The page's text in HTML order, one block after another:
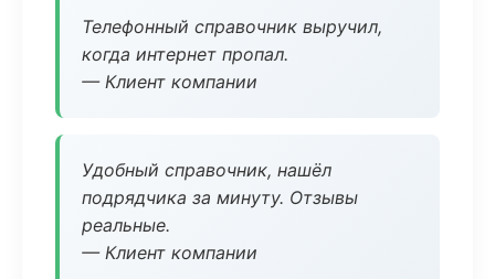
Телефонный справочник выручил,
когда интернет пропал.
— Клиент компании
Удобный справочник, нашёл
подрядчика за минуту. Отзывы
реальные.
— Клиент компании